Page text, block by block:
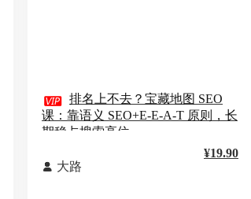
 排名上不去？宝藏地图 SEO
课：靠语义 SEO+E-E-A-T 原则，长
期稳占搜索高位
 大路
¥19.90